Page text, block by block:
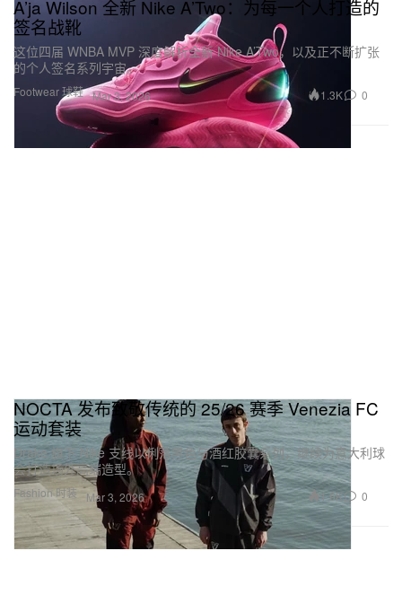
Footwear 球鞋
A’ja Wilson 全新 Nike A’Two：为每一个人打造的
签名战靴
这位四届 WNBA MVP 深度解析全新 Nike A’Two，以及正不断扩张
的个人签名系列宇宙。
Mar 3, 2026 1.3K 0
Fashion 时装
NOCTA 发布致敬传统的 25/26 赛季 Venezia FC
运动套装
Drake 旗下 Nike 支线以俐落黑色与酒红胶囊系列，继续为意大利球
会打造场外高端造型。
Mar 3, 2026 1.6K 0